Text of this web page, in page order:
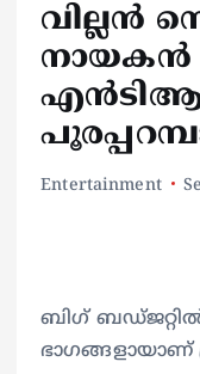
വില്ലൻ
നായകൻ
Entertainment
ബിഗ്